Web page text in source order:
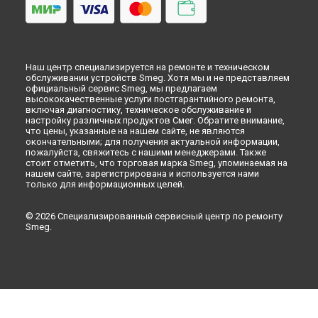
Наш центр специализируется на ремонте и техническом
обслуживании устройств Smeg. Хотя мы и не представляем
официальный сервис Smeg, мы предлагаем
высококачественные услуги постгарантийного ремонта,
включая диагностику, техническое обслуживание и
настройку различных продуктов Смег. Обратите внимание,
что цены, указанные на нашем сайте, не являются
окончательными; для получения актуальной информации,
пожалуйста, свяжитесь с нашими менеджерами. Также
стоит отметить, что торговая марка Smeg, упоминаемая на
нашем сайте, зарегистрирована и используется нами
только для информационных целей.
© 2026 Специализированный сервисный центр по ремонту
Smeg.